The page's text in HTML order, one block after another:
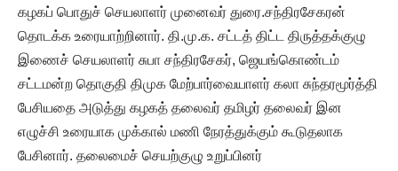
கழகப் பொதுச் செயலாளர் முனைவர் துரை.சந்திரசேகரன்
தொடக்க உரையாற்றினார். தி.மு.க. சட்டத் திட்ட திருத்தக்குழு
இணைச் செயலாளர் சுபா சந்திரசேகர், ஜெயங்கொண்டம்
சட்டமன்ற தொகுதி திமுக மேற்பார்வையாளர் கலா சுந்தரமூர்த்தி
பேசியதை அடுத்து கழகத் தலைவர் தமிழர் தலைவர் இன
எழுச்சி உரையாக முக்கால் மணி நேரத்துக்கும் கூடுதலாக
பேசினார். தலைமைச் செயற்குழு உறுப்பினர்